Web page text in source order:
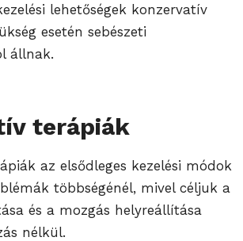
lehetőségek konzervatív
esetén sebészeti
állnak.
terápiák
az elsődleges kezelési módok
többségénél, mivel céljuk a
és a mozgás helyreállítása
nélkül.